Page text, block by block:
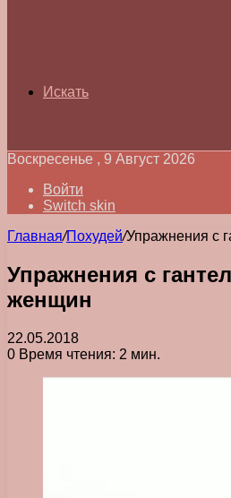
Искать
Воскресенье , 9 Август 2026
Войти
Switch skin
Главная/Похудей/Упражнения с
Упражнения с
женщин
22.05.2018
0 Время чтения: 2 мин.